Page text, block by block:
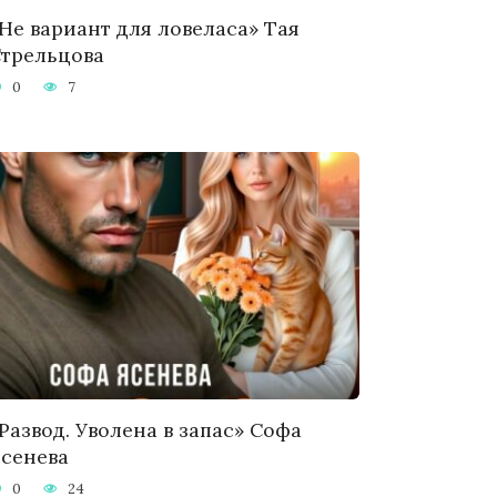
вариант для ловеласа» Тая
0 7
Уволена в запас» Софа
0 24